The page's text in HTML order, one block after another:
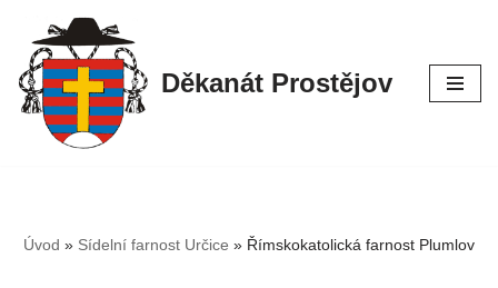
Přeskočit
na
obsah
Děkanát Prostějov
Úvod » Sídelní farnost Určice » Římskokatolická farnost Plumlov